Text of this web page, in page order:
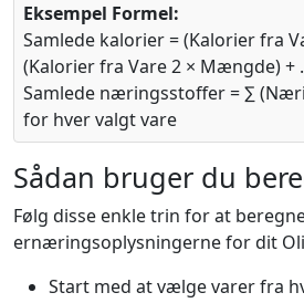
Eksempel Formel:
Samlede kalorier = (Kalorier fra
(Kalorier fra Vare 2 × Mængde) +
Samlede næringsstoffer = ∑
for hver valgt vare
Sådan bruger du
Følg disse enkle trin for at
ernæringsoplysningerne for dit
Start med at vælge varer fra